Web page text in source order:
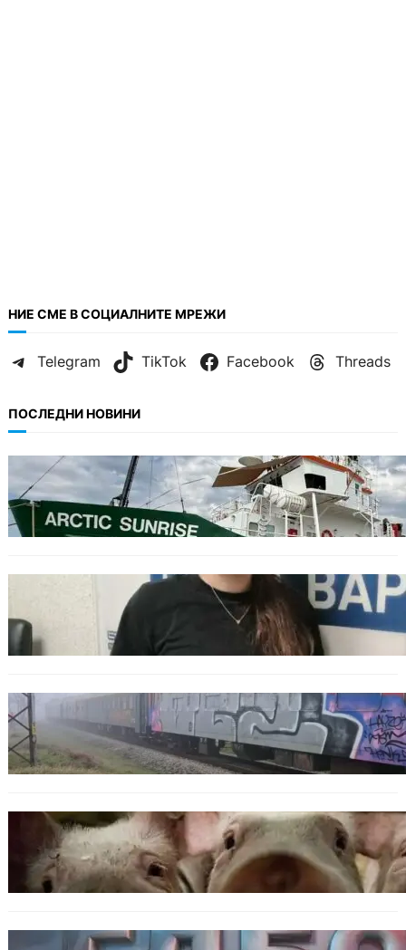
НИЕ СМЕ В СОЦИАЛНИТЕ МРЕЖИ
Telegram TikTok Facebook Threads
ПОСЛЕДНИ НОВИНИ
БЪЛГАРИЯ
Корабът на „Грийнпийс“ пристигна във
Варна с кампания за опазване на Черно
море
ОБЩЕСТВО
Варненска ученичка създаде интерактивна
карта за сигнали за проблеми с боклука
ОБЩЕСТВО
Бързият влак София – Варна блъсна и уби
жена край гара Бутово
БЪЛГАРИЯ
БАБХ регистрира огнище на африканска
чума по свинете в стопанство край Варна
БЪЛГАРИЯ